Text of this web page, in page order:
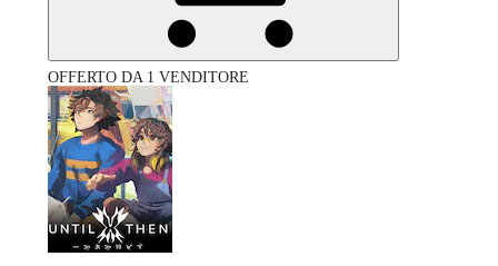
OFFERTO DA 1 VENDITORE